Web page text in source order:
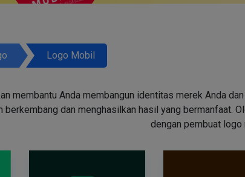
Logo Mobil
membantu Anda membangun identitas merek Anda
dan menghasilkan hasil yang bermanfaat.
dengan pembuat logo